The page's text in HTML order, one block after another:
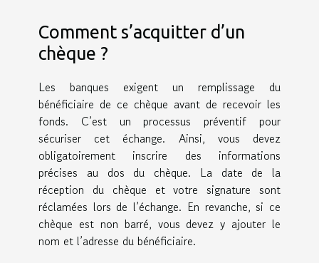
Comment s’acquitter d’un
chèque ?
Les banques exigent un remplissage du
bénéficiaire de ce chèque avant de recevoir les
fonds. C’est un processus préventif pour
sécuriser cet échange. Ainsi, vous devez
obligatoirement inscrire des informations
précises au dos du chèque. La date de la
réception du chèque et votre signature sont
réclamées lors de l’échange. En revanche, si ce
chèque est non barré, vous devez y ajouter le
nom et l’adresse du bénéficiaire.